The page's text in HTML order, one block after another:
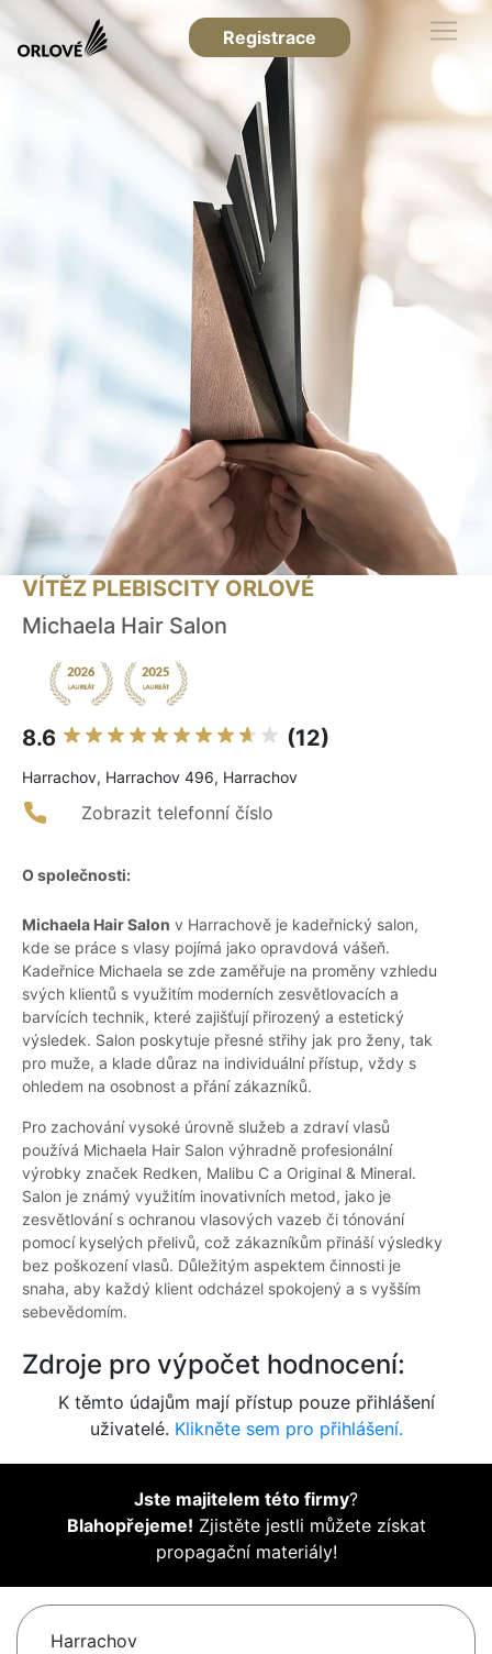
Registrace
VÍTĚZ PLEBISCITY ORLOVÉ
Michaela Hair Salon
8.6 (12)
Harrachov, Harrachov 496, Harrachov
Zobrazit telefonní číslo
O společnosti:
Michaela Hair Salon v Harrachově je kadeřnický salon,
kde se práce s vlasy pojímá jako opravdová vášeň.
Kadeřnice Michaela se zde zaměřuje na proměny vzhledu
svých klientů s využitím moderních zesvětlovacích a
barvících technik, které zajišťují přirozený a estetický
výsledek. Salon poskytuje přesné střihy jak pro ženy, tak
pro muže, a klade důraz na individuální přístup, vždy s
ohledem na osobnost a přání zákazníků.
Pro zachování vysoké úrovně služeb a zdraví vlasů
používá Michaela Hair Salon výhradně profesionální
výrobky značek Redken, Malibu C a Original & Mineral.
Salon je známý využitím inovativních metod, jako je
zesvětlování s ochranou vlasových vazeb či tónování
pomocí kyselých přelivů, což zákazníkům přináší výsledky
bez poškození vlasů. Důležitým aspektem činnosti je
snaha, aby každý klient odcházel spokojený a s vyšším
sebevědomím.
Zdroje pro výpočet hodnocení:
K těmto údajům mají přístup pouze přihlášení
uživatelé. Klikněte sem pro přihlášení.
Jste majitelem této firmy?
Blahopřejeme! Zjistěte jestli můžete získat
propagační materiály!
Harrachov